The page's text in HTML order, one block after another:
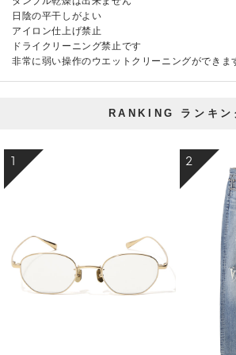
日陰の平干しがよい
アイロン仕上げ禁止
ドライクリーニング禁止です
非常に弱い操作のウエットクリーニングができま
RANKING ランキン
1 2